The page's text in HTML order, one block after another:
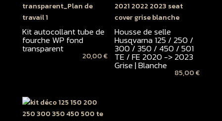
Kit autocollant tube de
fourche WP fond
transparent
20,00€
Housse de selle
Husqvarna 125 / 250 /
300 / 350 / 450 / 501
TE / FE 2020 -> 2023
Grise | Blanche
85,00€